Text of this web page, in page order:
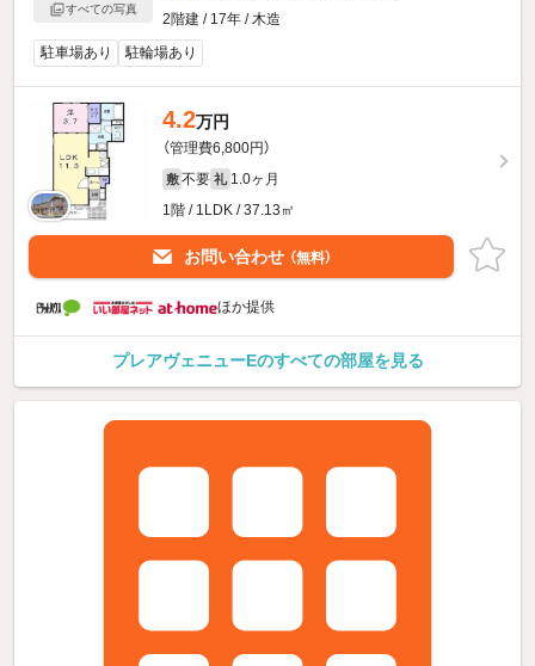
すべての写真
2階建 / 17年 / 木造
駐車場あり
駐輪場あり
4.2万円
（管理費6,800円）
敷 不要 礼 1.0ヶ月
1階 / 1LDK / 37.13㎡
お問い合わせ （無料）
ほか提供
プレアヴェニューEのすべての部屋を見る